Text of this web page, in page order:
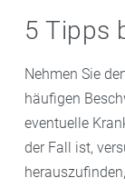
5 Tipps
Nehmen Sie
häufigen
eventuelle
der Fall ist,